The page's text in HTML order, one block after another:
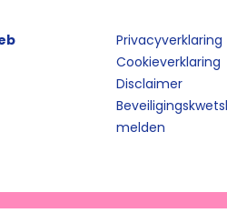
Privacyverklaring
Cookieverklaring
Disclaimer
melden